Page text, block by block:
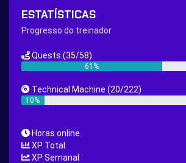
200 Great Ball Quest
Hippie Outfit Quest
New Continent Quest pt.1 New Continent
Nature Backpack Quest
Lucario Quest
ESTATÍSTICAS
Progresso do treinador
Quests (35/58)
61%
Technical Machine (20/222)
10%
Horas online
XP Total
XP Semanal